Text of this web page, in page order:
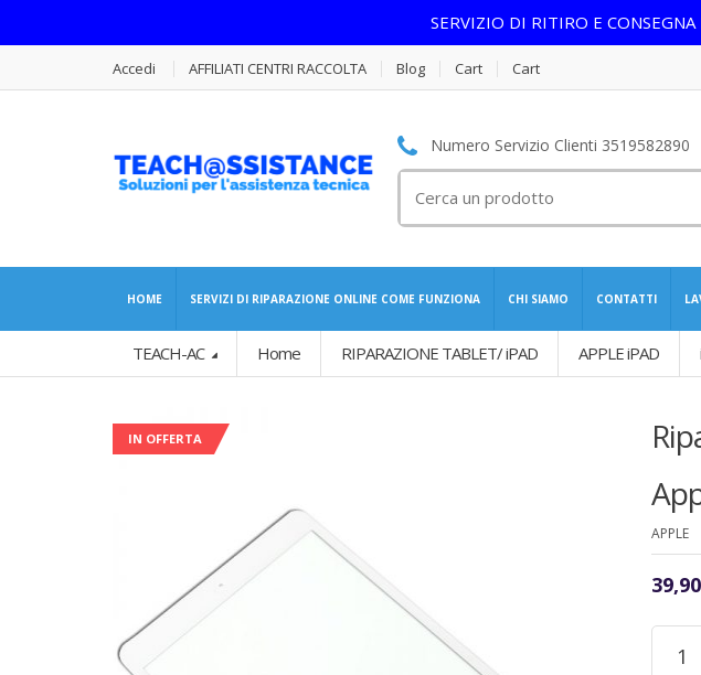
SERVIZIO DI RITIRO E
Accedi AFFILIATI CENTRI RACCOLTA Blog Cart Cart
Numero Servizio Clienti 3519582890
per:
HOME SERVIZI DI RIPARAZIONE ONLINE COME FUNZIONA CHI SIAMO CONTATTI
TEACH-AC Home RIPARAZIONE TABLET/ iPAD APPLE iPAD
IN OFFERTA
APPLE
39,90